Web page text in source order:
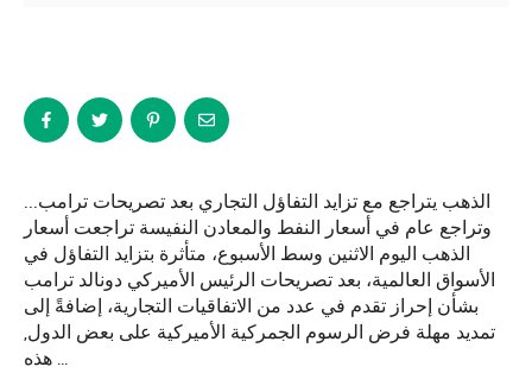
الذهب يتراجع مع تزايد التفاؤل التجاري بعد تصريحات ترامب...
وتراجع عام في أسعار النفط والمعادن النفيسة تراجعت أسعار
الذهب اليوم الاثنين وسط الأسبوع، متأثرة بتزايد التفاؤل في
الأسواق العالمية، بعد تصريحات الرئيس الأميركي دونالد ترامب
بشأن إحراز تقدم في عدد من الاتفاقيات التجارية، إضافةً إلى
تمديد مهلة فرض الرسوم الجمركية الأميركية على بعض الدول,
هذه …